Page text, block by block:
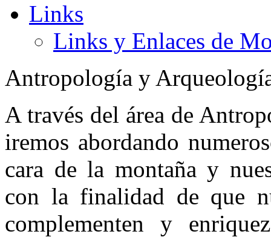
Links
Links y Enlaces de
Antropología y
A través del área de
iremos abordando
cara de la montaña y
con la finalidad de que
complementen y